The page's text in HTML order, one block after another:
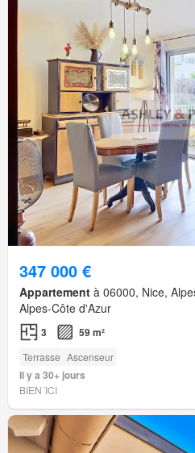
347 000 €
Appartement à 06000, Nice,
Alpes-Côte d'Azur
3 59 m²
Terrasse Ascenseur
Il y a 30+ jours
BIEN´ICI